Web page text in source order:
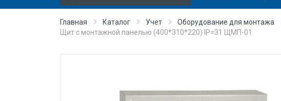
Тепловычислители
Датчики давления
Главная Каталог Учет Оборудование для монтажа
Щит с монтажной панелью (400*310*220) IP=31 ЩМП-01